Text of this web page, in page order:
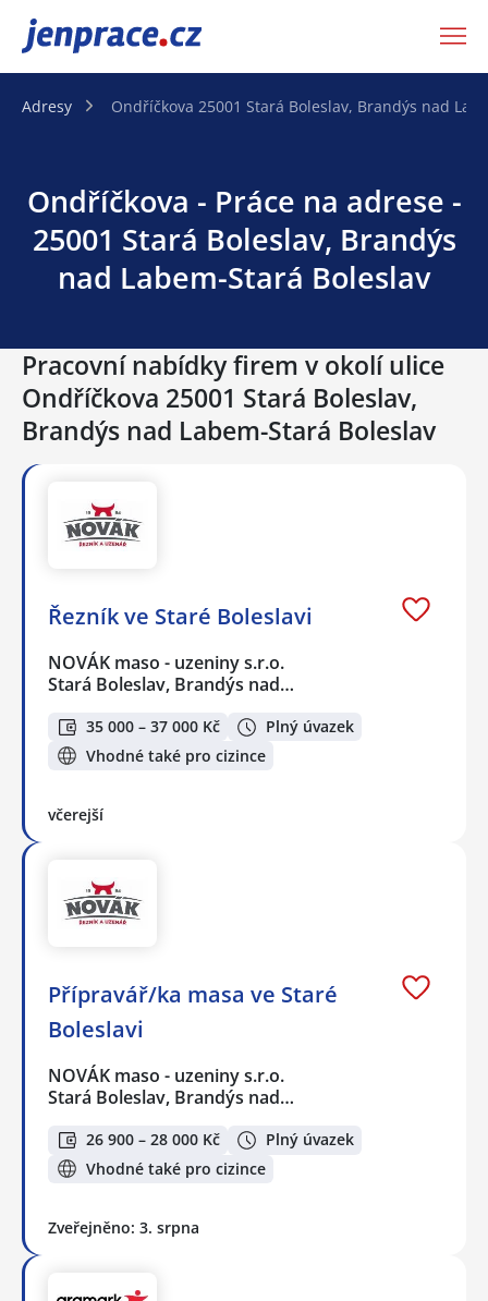
JenPráce.cz
Adresy Ondříčkova 25001 Stará Boleslav, Brandýs nad
Ondříčkova - Práce na adrese -
25001 Stará Boleslav, Brandýs
nad Labem-Stará Boleslav
Pracovní nabídky firem v okolí ulice
Ondříčkova 25001 Stará Boleslav,
Brandýs nad Labem-Stará Boleslav
Řezník ve Staré Boleslavi
NOVÁK maso - uzeniny s.r.o.
Stará Boleslav, Brandýs nad…
35 000 – 37 000 Kč
Plný úvazek
Vhodné také pro cizince
včerejší
Přípravář/ka masa ve Staré
Boleslavi
NOVÁK maso - uzeniny s.r.o.
Stará Boleslav, Brandýs nad…
26 900 – 28 000 Kč
Plný úvazek
Vhodné také pro cizince
Zveřejněno: 3. srpna